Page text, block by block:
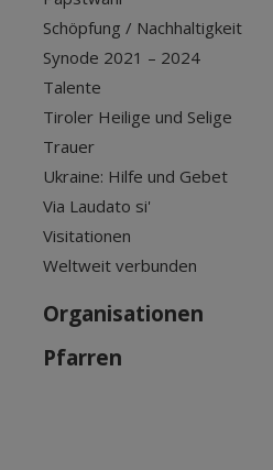
Schöpfung / Nachhaltigkeit
Synode 2021 – 2024
Talente
Tiroler Heilige und Selige
Trauer
Ukraine: Hilfe und Gebet
Via Laudato si'
Visitationen
Weltweit verbunden
Organisationen
Pfarren